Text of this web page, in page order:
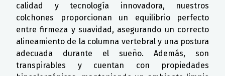
calidad y tecnología innovadora, nuestros
colchones proporcionan un equilibrio perfecto
entre firmeza y suavidad, asegurando un correcto
alineamiento de la columna vertebral y una postura
adecuada durante el sueño. Además, son
transpirables y cuentan con propiedades